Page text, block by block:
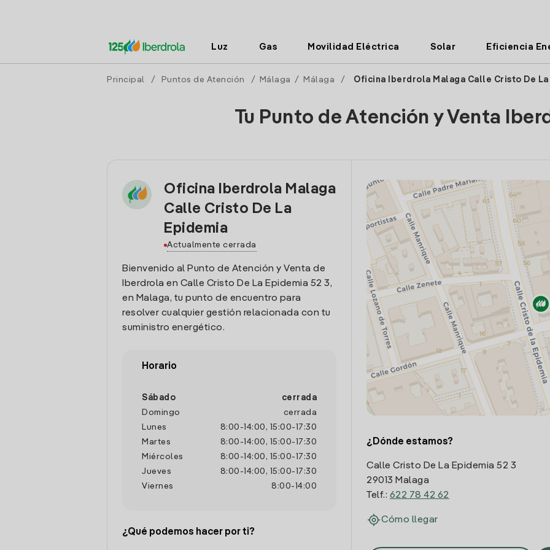
Luz Gas Movilidad Eléctrica Solar Eficiencia
Principal / Puntos de Atención / Málaga / Málaga / Oficina Iberdrola Malaga Calle Cristo De La
Tu Punto de Atención y Venta
Oficina Iberdrola Malaga
Calle Cristo De La
Epidemia
Actualmente cerrada
Bienvenido al Punto de Atención y Venta de
Iberdrola en Calle Cristo De La Epidemia 52 3,
en Malaga, tu punto de encuentro para
resolver cualquier gestión relacionada con tu
suministro energético.
Horario
Sábado
cerrada
Domingo
cerrada
Lunes
8:00 - 14:00 , 15:00- 17:30
Martes
8:00 - 14:00 , 15:00- 17:30
Miércoles
8:00 - 14:00 , 15:00- 17:30
Jueves
8:00 - 14:00 , 15:00- 17:30
Viernes
8:00- 14:00
¿Qué podemos hacer por ti?
¿Dónde estamos?
Calle Cristo De La Epidemia 52 3
29013 Malaga
Telf.: 622 78 42 62
Cómo llegar